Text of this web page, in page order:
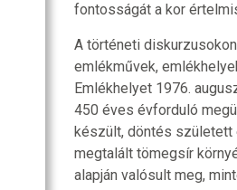
fontosságát a kor
A történeti
emlékművek,
Emlékhelyet 1976.
450 éves évforduló
készült, döntés született
megtalált tömegsír
alapján valósult meg,